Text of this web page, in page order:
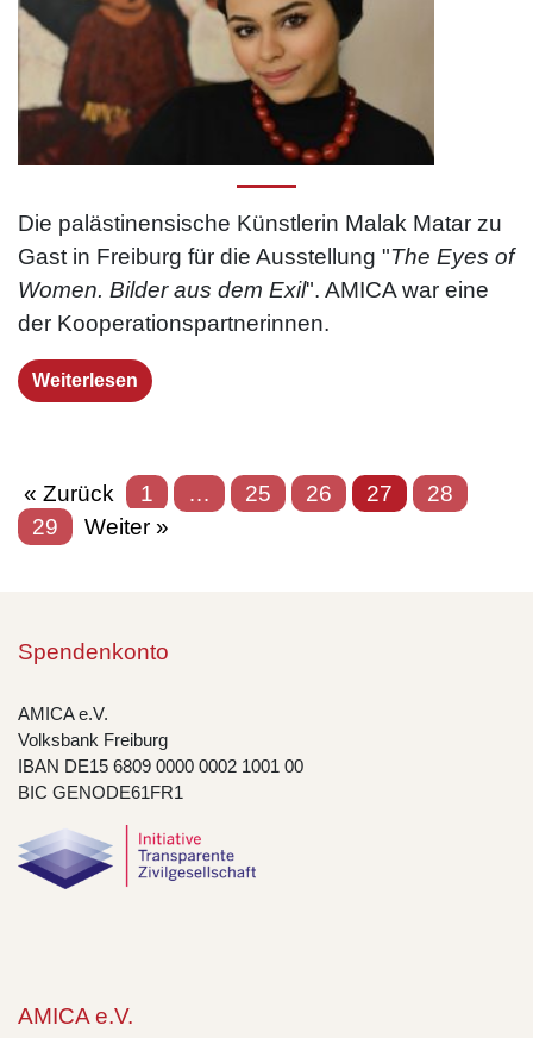
Die palästinensische Künstlerin Malak Matar zu
Gast in Freiburg für die Ausstellung "The Eyes of
Women. Bilder aus dem Exil". AMICA war eine
der Kooperationspartnerinnen.
Weiterlesen
« Zurück 1 … 25 26 27
28
29
Weiter »
Spendenkonto
AMICA e.V.
Volksbank Freiburg
IBAN DE15 6809 0000 0002 1001 00
BIC GENODE61FR1
AMICA e.V.